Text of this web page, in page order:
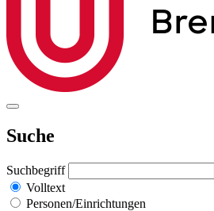
Suche
Suchbegriff
Volltext
Personen/Einrichtungen